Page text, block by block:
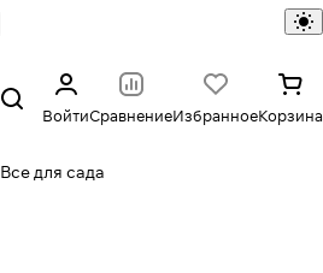
ВойтиСравнениеИзбранноеКорзина
Все для сада